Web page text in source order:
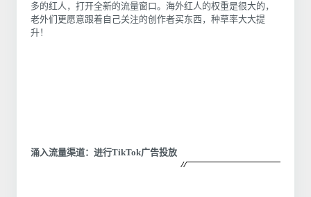
多的红人，打开全新的流量窗口。海外红人的权重是很大的，
老外们更愿意跟着自己关注的创作者买东西，种草率大大提
升！
涌入流量渠道：进行TikTok广告投放